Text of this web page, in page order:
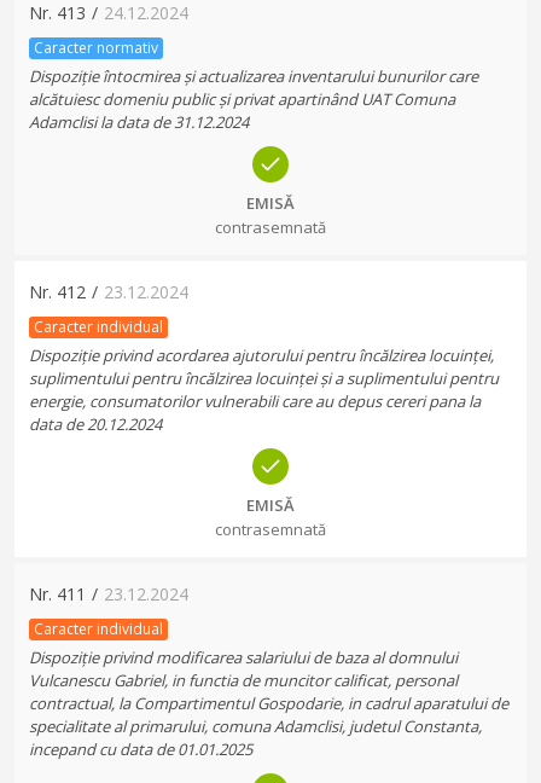
Nr. 413 / 24.12.2024
Caracter normativ
Dispoziție întocmirea și actualizarea inventarului bunurilor care
alcătuiesc domeniu public și privat apartinând UAT Comuna
Adamclisi la data de 31.12.2024
EMISĂ
contrasemnată
Nr. 412 / 23.12.2024
Caracter individual
Dispoziție privind acordarea ajutorului pentru încălzirea locuinței,
suplimentului pentru încălzirea locuinței și a suplimentului pentru
energie, consumatorilor vulnerabili care au depus cereri pana la
data de 20.12.2024
EMISĂ
contrasemnată
Nr. 411 / 23.12.2024
Caracter individual
Dispoziție privind modificarea salariului de baza al domnului
Vulcanescu Gabriel, in functia de muncitor calificat, personal
contractual, la Compartimentul Gospodarie, in cadrul aparatului de
specialitate al primarului, comuna Adamclisi, judetul Constanta,
incepand cu data de 01.01.2025